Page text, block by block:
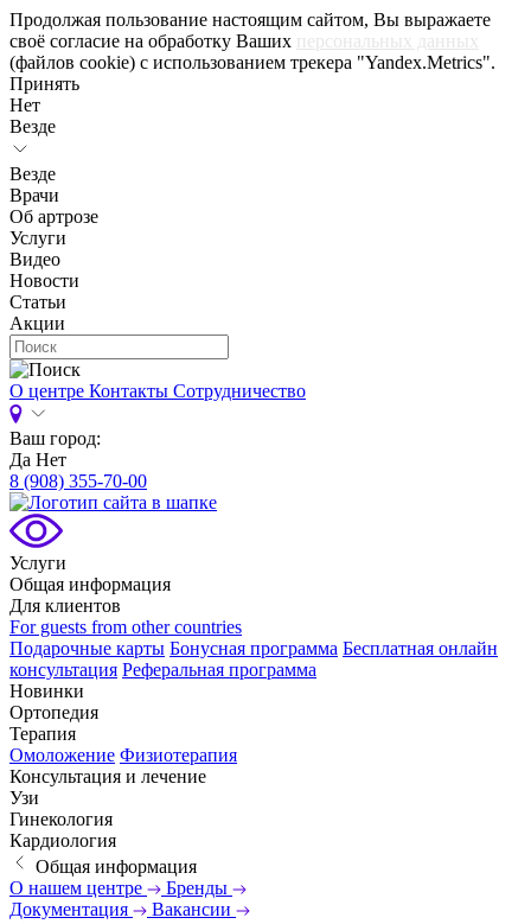
Продолжая пользование настоящим сайтом, Вы выражаете
своё согласие на обработку Ваших персональных данных
(файлов cookie) с использованием трекера "Yandex.Metrics".
Принять
Нет
Везде
Везде
Врачи
Об артрозе
Услуги
Видео
Новости
Статьи
Акции
О центре Контакты Сотрудничество
Ваш город:
Да Нет
8 (908) 355-70-00
Услуги
Общая информация
Для клиентов
For guests from other countries
Подарочные карты Бонусная программа Бесплатная онлайн
консультация Реферальная программа
Новинки
Ортопедия
Терапия
Омоложение Физиотерапия
Консультация и лечение
Узи
Гинекология
Кардиология
Общая информация
О нашем центре
Бренды
Документация
Вакансии